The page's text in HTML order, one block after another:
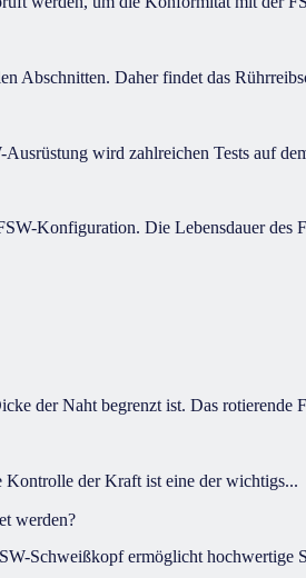
Abschnitten. Daher findet das
wird zahlreichen Tests auf
Konfiguration. Die Lebensdauer des
der Naht begrenzt ist. Das rotierende
Kontrolle der Kraft ist eine der wichtigs...
werden?
Schweißkopf ermöglicht hochwertige